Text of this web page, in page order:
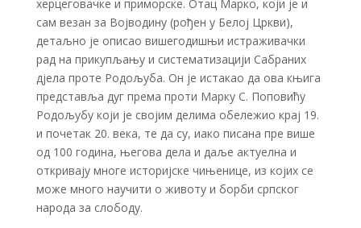
херцеговачке и приморске. Отац Марко, који је и
сам везан за Војводину (рођен у Белој Цркви),
детаљно је описао вишегодишњи истраживачки
рад на прикупљању и систематизацији Сабраних
дјела проте Родољуба. Он је истакао да ова књига
представља дуг према проти Марку С. Поповићу
Родољубу који је својим делима обележио крај 19.
и почетак 20. века, те да су, иако писана пре више
од 100 година, његова дела и даље актуелна и
откривају многе историјске чињенице, из којих се
може много научити о животу и борби српског
народа за слободу.